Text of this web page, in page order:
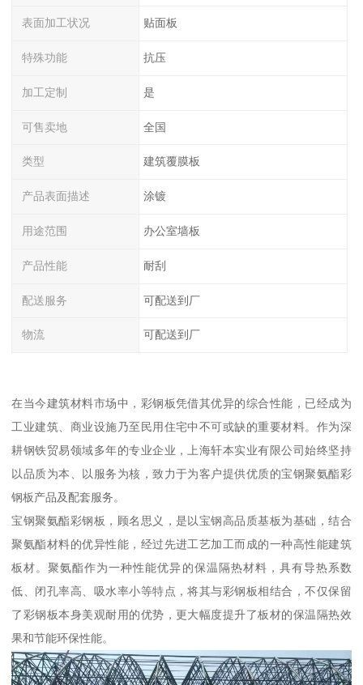
表面加工状况 贴面板
特殊功能 抗压
加工定制 是
可售卖地 全国
类型 建筑覆膜板
产品表面描述 涂镀
用途范围 办公室墙板
产品性能 耐刮
配送服务 可配送到厂
物流 可配送到厂
在当今建筑材料市场中，彩钢板凭借其优异的综合性能，已经成为
工业建筑、商业设施乃至民用住宅中不可或缺的重要材料。作为深
耕钢铁贸易领域多年的专业企业，上海轩本实业有限公司始终坚持
以品质为本、以服务为核，致力于为客户提供优质的宝钢聚氨酯彩
钢板产品及配套服务。
宝钢聚氨酯彩钢板，顾名思义，是以宝钢高品质基板为基础，结合
聚氨酯材料的优异性能，经过先进工艺加工而成的一种高性能建筑
板材。聚氨酯作为一种性能优异的保温隔热材料，具有导热系数
低、闭孔率高、吸水率小等特点，将其与彩钢板相结合，不仅保留
了彩钢板本身美观耐用的优势，更大幅度提升了板材的保温隔热效
果和节能环保性能。